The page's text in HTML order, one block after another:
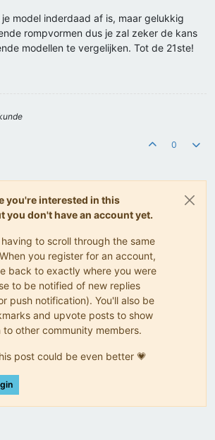
model inderdaad af is, maar gelukkig
rompvormen dus je zal zeker de kans
modellen te vergelijken. Tot de 21ste!
0
you're interested in this
you don't have an account yet.
to scroll through the same
you register for an account,
back to exactly where you were
to be notified of new replies
push notification). You'll also be
and upvote posts to show
other community members.
post could be even better 💗